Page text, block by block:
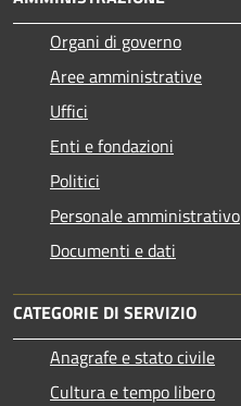
Organi di governo
Aree amministrative
Uffici
Enti e fondazioni
Politici
Personale amministrativo
Documenti e dati
CATEGORIE DI SERVIZIO
Anagrafe e stato civile
Cultura e tempo libero